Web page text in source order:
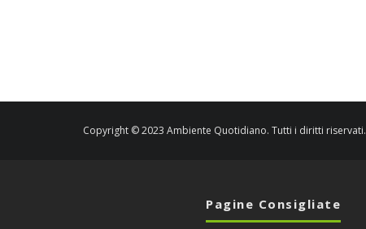
Copyright © 2023 Ambiente Quotidiano. Tutti i diritti riservati.
Pagine Consigliate